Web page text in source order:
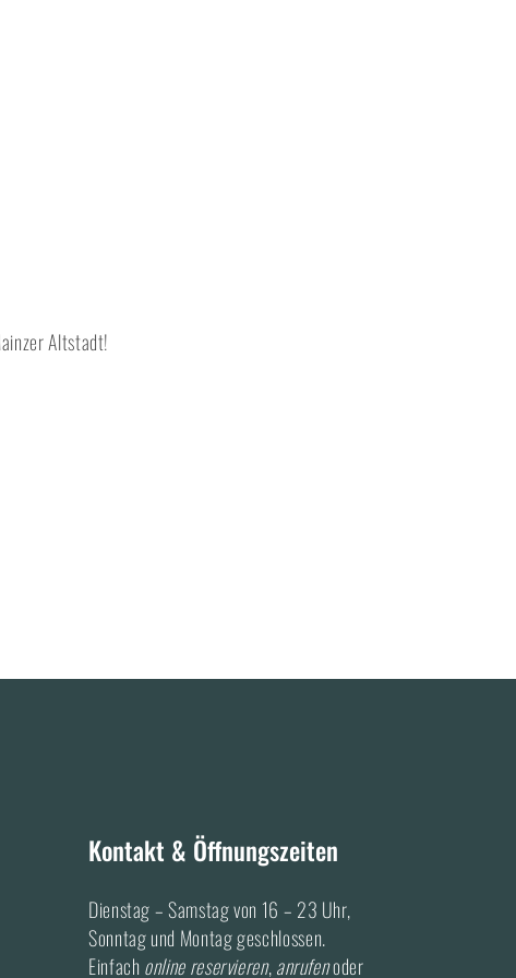
Altstadt!
Kontakt & Öffnungszeiten
Dienstag – Samstag von 16 – 23 Uhr,
Sonntag und Montag geschlossen.
Einfach online reservieren,anrufenoder